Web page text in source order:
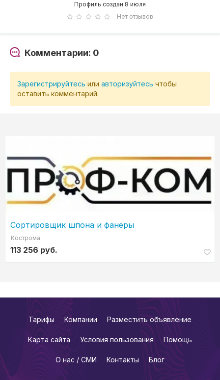
Профиль создан 8 июля
Нет отзывов
Комментарии: 0
Зарегистрируйтесь или авторизуйтесь чтобы
оставить комментарий.
Сортировщик шпона и фанеры
Кострома
113 256 руб.
Тарифы Компании Разместить объявление
Карта сайта Условия пользования Помощь
О нас / СМИ Контакты Блог